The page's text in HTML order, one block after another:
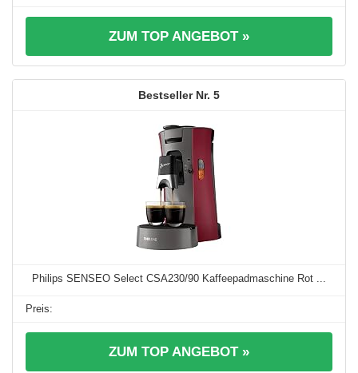
ZUM TOP ANGEBOT »
5
Philips SENSEO Select CSA230/90 Kaffeepadmaschine Rot ...
ZUM TOP ANGEBOT »